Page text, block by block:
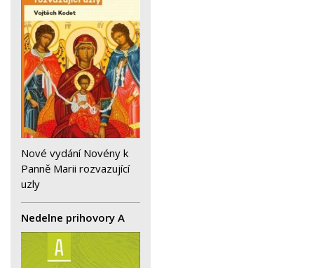
Nové vydání Novény k
Panně Marii rozvazující
uzly
Nedelne prihovory A